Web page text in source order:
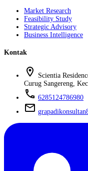
Market Research
Feasibility Study
Strategic Advisory
Business Intelligence
Kontak
location_on
Scientia
Curug Sangereng,
phone 6285124786980
mail